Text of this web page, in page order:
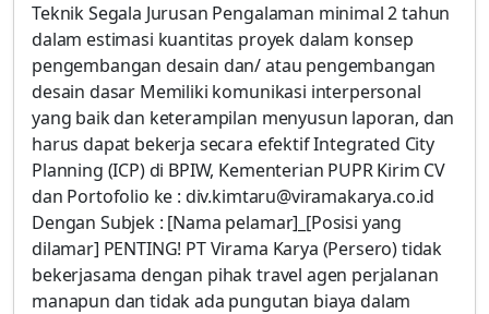
Teknik Segala Jurusan Pengalaman minimal 2 tahun
dalam estimasi kuantitas proyek dalam konsep
pengembangan desain dan/ atau pengembangan
desain dasar Memiliki komunikasi interpersonal
yang baik dan keterampilan menyusun laporan, dan
harus dapat bekerja secara efektif Integrated City
Planning (ICP) di BPIW, Kementerian PUPR Kirim CV
dan Portofolio ke : div.kimtaru@viramakarya.co.id
Dengan Subjek : [Nama pelamar]_[Posisi yang
dilamar] PENTING! PT Virama Karya (Persero) tidak
bekerjasama dengan pihak travel agen perjalanan
manapun dan tidak ada pungutan biaya dalam